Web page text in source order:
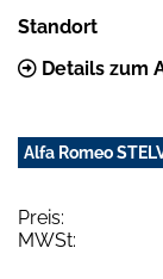
Standort
Details zum
Alfa Romeo
Preis:
MWSt: